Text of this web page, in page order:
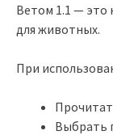
Ветом 1.1 — это
для животных.
При
Выбрать